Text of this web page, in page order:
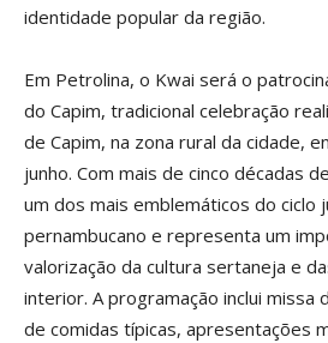
identidade popular da região.
Em Petrolina, o Kwai será o
do Capim, tradicional celebração
de Capim, na zona rural da cidade,
junho. Com mais de cinco décadas
um dos mais emblemáticos do ciclo
pernambucano e representa um
valorização da cultura sertaneja e
interior. A programação inclui missa
de comidas típicas, apresentações